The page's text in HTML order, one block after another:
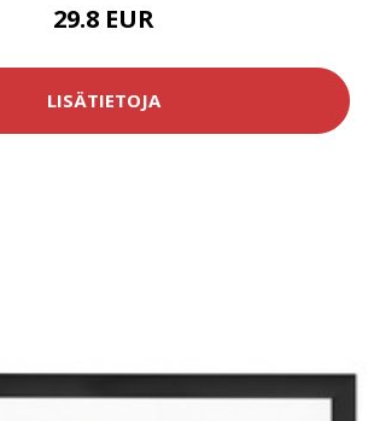
29.8 EUR
LISÄTIETOJA